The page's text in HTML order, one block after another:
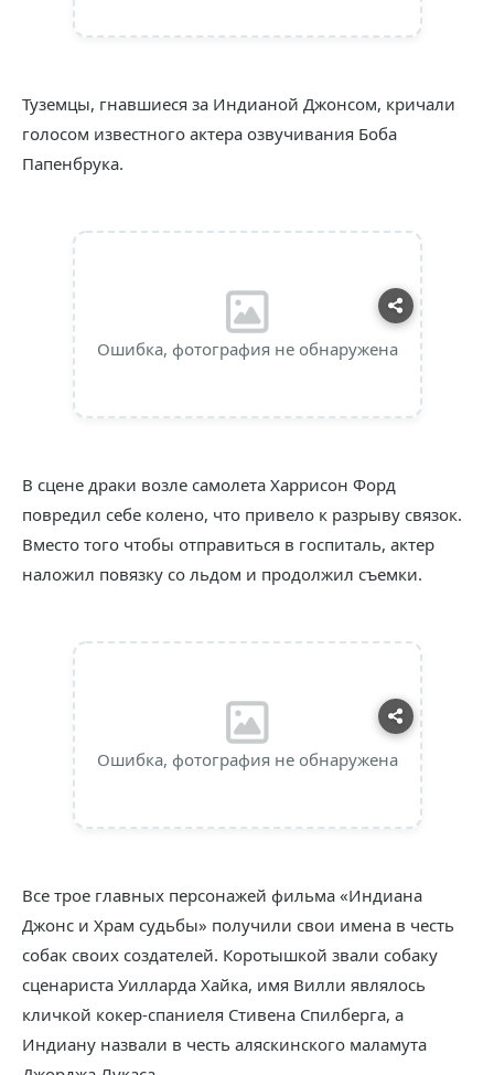
Туземцы, гнавшиеся за Индианой Джонсом, кричали
голосом известного актера озвучивания Боба
Папенбрука.
Ошибка, фотография не обнаружена
В сцене драки возле самолета Харрисон Форд
повредил себе колено, что привело к разрыву связок.
Вместо того чтобы отправиться в госпиталь, актер
наложил повязку со льдом и продолжил съемки.
Ошибка, фотография не обнаружена
Все трое главных персонажей фильма «Индиана
Джонс и Храм судьбы» получили свои имена в честь
собак своих создателей. Коротышкой звали собаку
сценариста Уилларда Хайка, имя Вилли являлось
кличкой кокер-спаниеля Стивена Спилберга, а
Индиану назвали в честь аляскинского маламута